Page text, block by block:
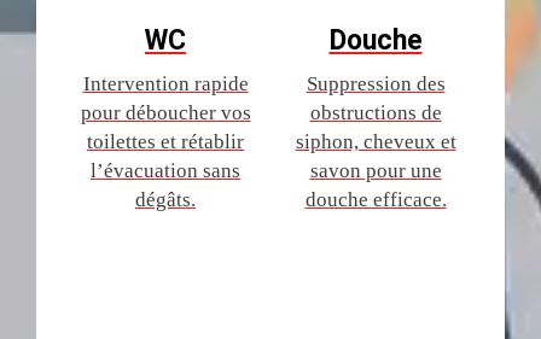
WC
Intervention rapide
pour déboucher vos
toilettes et rétablir
l’évacuation sans
dégâts.
Douche
Suppression des
obstructions de
siphon, cheveux et
savon pour une
douche efficace.